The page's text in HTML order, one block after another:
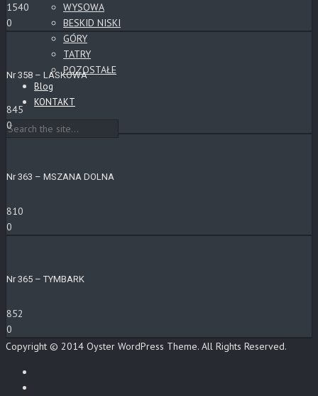
WYSOWA
BESKID NISKI
GÓRY
TATRY
POZOSTAŁE
Blog
KONTAKT
1540
0
Nr 358 – LASKOWA
845
0
Nr 363 – MSZANA DOLNA
810
0
Nr 365 – TYMBARK
852
0
Copyright © 2014 Oyster WordPress Theme. All Rights Reserved.